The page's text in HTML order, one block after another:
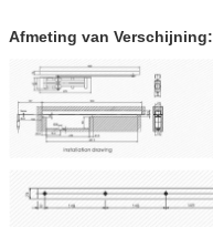
Afmeting van Verschijning: